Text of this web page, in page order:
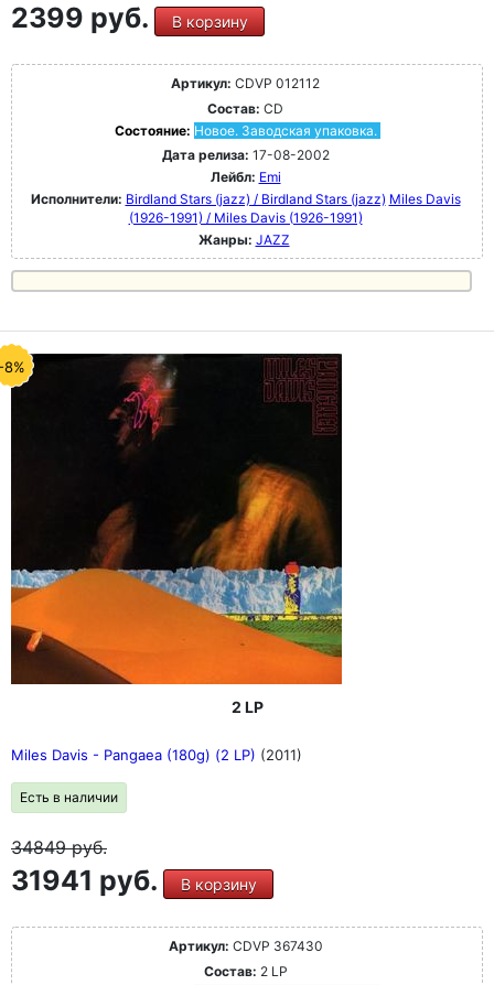
2399 руб. В корзину
Артикул: CDVP 012112
Состав: CD
Состояние: Новое. Заводская упаковка.
Дата релиза: 17-08-2002
Лейбл: Emi
Исполнители: Birdland Stars (jazz) / Birdland Stars (jazz) Miles Davis
(1926-1991) / Miles Davis (1926-1991)
Жанры: JAZZ
8%
2 LP
Miles Davis - Pangaea (180g) (2 LP) (2011)
Есть в наличии
34849руб.
31941 руб. В корзину
Артикул: CDVP 367430
Состав: 2 LP